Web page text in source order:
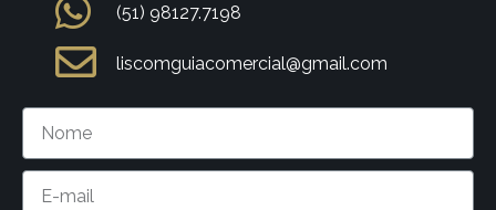
(51) 98127.7198
liscomguiacomercial@gmail.com